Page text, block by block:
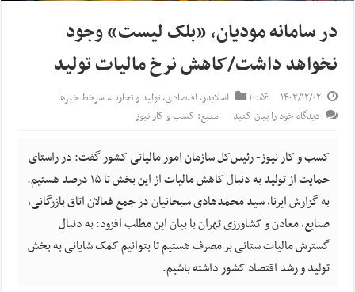
در سامانه مودیان، «بلک لیست» وجود
نخواهد داشت/کاهش نرخ مالیات تولید
۱۴۰۳/۱۲/۰۲ ۱۰:۵۶ اسلایدر,اقتصادی,تولید و تجارت,سرخط خبرها
دیدگاه خود را بیان کنید
منبع: کسب و کار نیوز
کسب و کار نیوز- رئیس‌کل سازمان امور مالیاتی کشور گفت: در راستای
حمایت از تولید به دنبال کاهش مالیات از این بخش تا ۱۵ درصد هستیم.
به گزارش ایرنا، سید محمدهادی سبحانیان در جمع فعالان اتاق بازرگانی،
صنایع، معادن و کشاورزی تهران با بیان این مطلب افزود: به دنبال
گسترش مالیات ستانی بر مصرف هستیم تا بتوانیم کمک شایانی به بخش
تولید و رشد اقتصاد کشور داشته باشیم.